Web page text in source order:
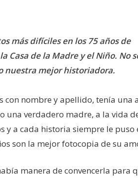
más difíciles en los 75 años de
Casa de la Madre y el Niño. No
nuestra mejor historiadora.
nombre y apellido, tenía una
una verdadero madre, a la vida
y a cada historia siempre le
son la mejor fotocopia de su
manera de convencerla para